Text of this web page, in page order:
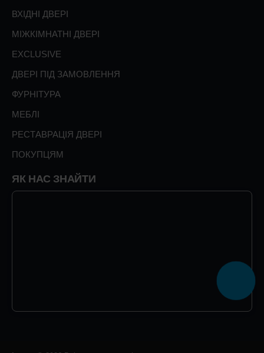
ВХІДНІ ДВЕРІ
МІЖКІМНАТНІ ДВЕРІ
EXCLUSIVE
ДВЕРІ ПІД ЗАМОВЛЕННЯ
ФУРНІТУРА
МЕБЛІ
РЕСТАВРАЦІЯ ДВЕРІ
ПОКУПЦЯМ
ЯК НАС ЗНАЙТИ